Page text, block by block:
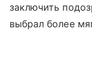
заключить
выбрал более